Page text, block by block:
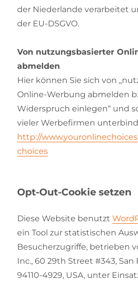
der Niederlande verarbeitet
der EU-DSGVO.
Von nutzungsbasierter
abmelden
Hier können Sie sich von
Online-Werbung abmelden
Widerspruch einlegen“ und
vieler Werbefirmen
http://
choices
Opt-Out-Cookie setzen
Diese Website benutzt
ein Tool zur statistischen
Besucherzugriffe, betrieben
Inc., 60 29th Street #343, San
94110-4929, USA, unter